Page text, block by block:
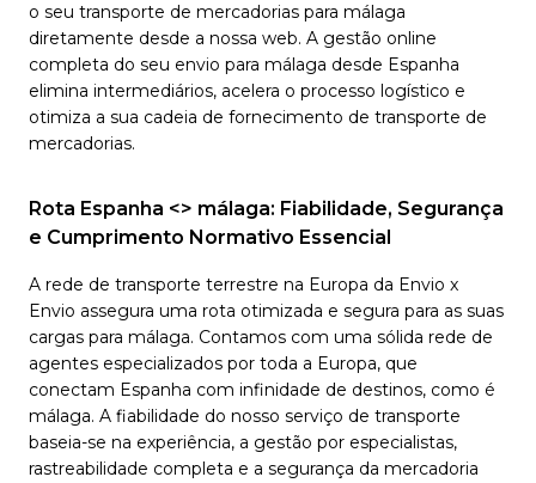
o seu transporte de mercadorias para málaga
diretamente desde a nossa web. A gestão online
completa do seu envio para málaga desde Espanha
elimina intermediários, acelera o processo logístico e
otimiza a sua cadeia de fornecimento de transporte de
mercadorias.
Rota Espanha <> málaga: Fiabilidade, Segurança
e Cumprimento Normativo Essencial
A rede de transporte terrestre na Europa da Envio x
Envio assegura uma rota otimizada e segura para as suas
cargas para málaga. Contamos com uma sólida rede de
agentes especializados por toda a Europa, que
conectam Espanha com infinidade de destinos, como é
málaga. A fiabilidade do nosso serviço de transporte
baseia-se na experiência, a gestão por especialistas,
rastreabilidade completa e a segurança da mercadoria